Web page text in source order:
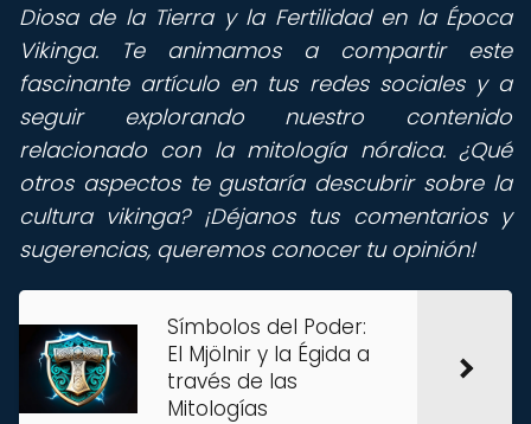
Diosa de la Tierra y la Fertilidad en la Época
Vikinga. Te animamos a compartir este
fascinante artículo en tus redes sociales y a
seguir explorando nuestro contenido
relacionado con la mitología nórdica. ¿Qué
otros aspectos te gustaría descubrir sobre la
cultura vikinga? ¡Déjanos tus comentarios y
sugerencias, queremos conocer tu opinión!
Símbolos del Poder:
El Mjölnir y la Égida a
través de las
Mitologías